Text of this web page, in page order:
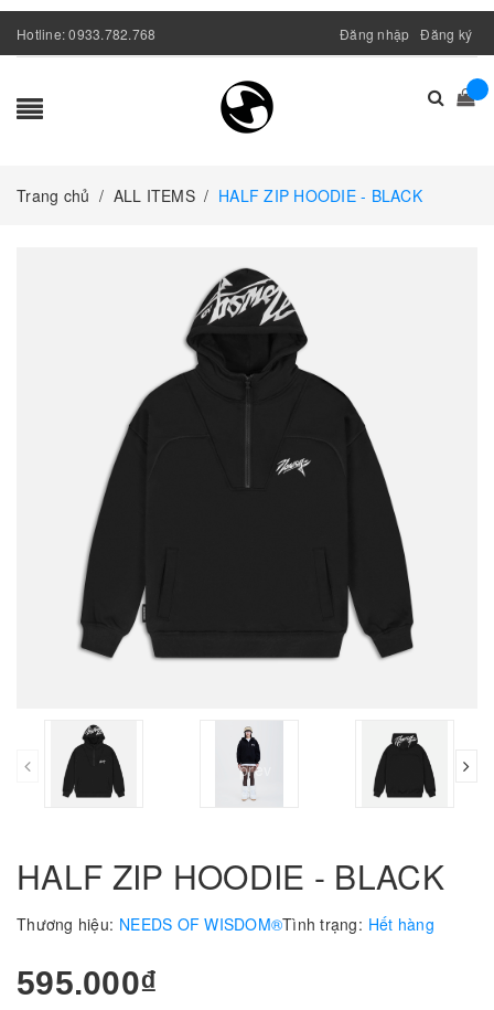
Hotline:0933.782.768 Đăng nhập Đăng ký
Trang chủ / ALL ITEMS / HALF ZIP HOODIE - BLACK
prev
HALF ZIP HOODIE - BLACK
Thương hiệu: NEEDS OF WISDOM®Tình trạng: Hết hàng
595.000₫